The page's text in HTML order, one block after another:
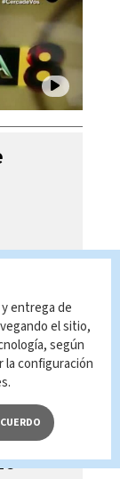
entrega de
el sitio,
según
la configuración